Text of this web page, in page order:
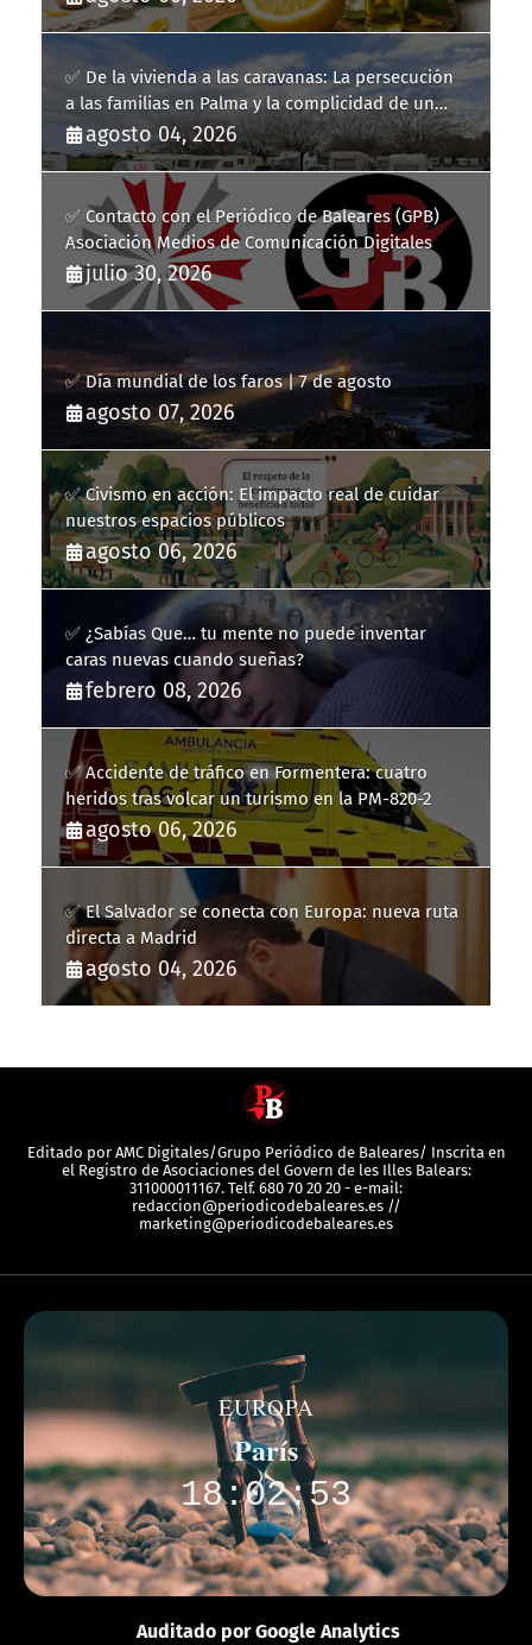
✅ De la vivienda a las caravanas: La persecución
a las familias en Palma y la complicidad de un
fracaso heredado
agosto 04, 2026
✅ Contacto con el Periódico de Baleares (GPB)
Asociación Medios de Comunicación Digitales
julio 30, 2026
✅ Día mundial de los faros | 7 de agosto
agosto 07, 2026
✅ Civismo en acción: El impacto real de cuidar
nuestros espacios públicos
agosto 06, 2026
✅ ¿Sabías Que… tu mente no puede inventar
caras nuevas cuando sueñas?
febrero 08, 2026
✅ Accidente de tráfico en Formentera: cuatro
heridos tras volcar un turismo en la PM-820-2
agosto 06, 2026
✅ El Salvador se conecta con Europa: nueva ruta
directa a Madrid
agosto 04, 2026
Editado por AMC Digitales/Grupo Periódico de Baleares/ Inscrita en
el Registro de Asociaciones del Govern de les Illes Balears:
311000011167. Telf. 680 70 20 20 - e-mail:
redaccion@periodicodebaleares.es //
marketing@periodicodebaleares.es
EUROPA
París
18:02:53
Auditado por Google Analytics